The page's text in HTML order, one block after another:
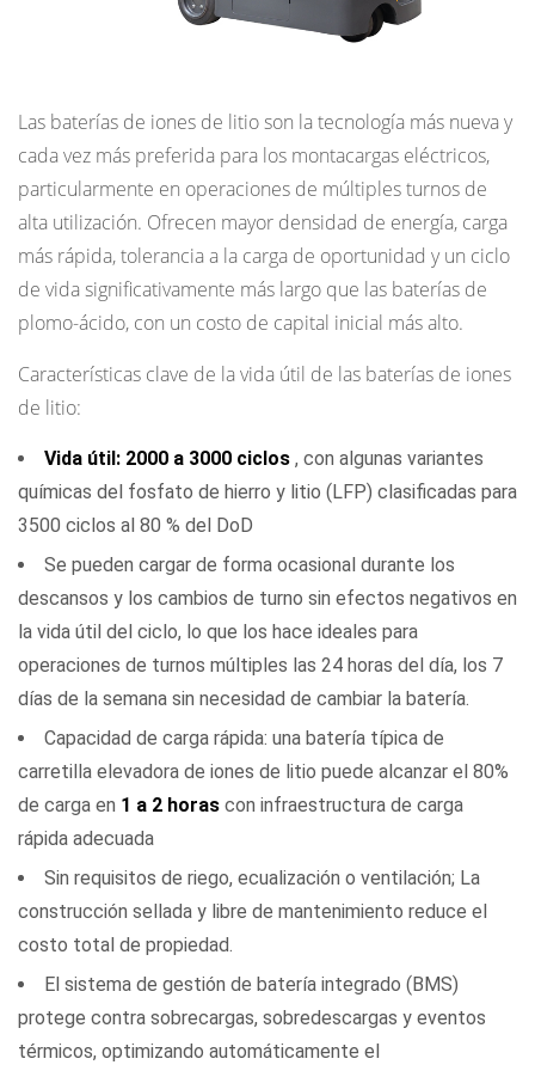
del
cargador
3.3
Temperatura
durante
la
carga
el
funcionamiento
Frecuencia
de
riego
y
mantenimiento
de
electrolitos
(plomo-
ácido)
Operaciones
turnos
múltiples:
cambio
de
batería
versus
carga
Las baterías de iones de litio son la tecnología más nueva y
cada vez más preferida para los montacargas eléctricos,
particularmente en operaciones de múltiples turnos de
alta utilización. Ofrecen mayor densidad de energía, carga
más rápida, tolerancia a la carga de oportunidad y un ciclo
de vida significativamente más largo que las baterías de
plomo-ácido, con un costo de capital inicial más alto.
Características clave de la vida útil de las baterías de iones
de litio:
Vida útil: 2000 a 3000 ciclos , con algunas variantes
químicas del fosfato de hierro y litio (LFP) clasificadas para
3500 ciclos al 80 % del DoD
Se pueden cargar de forma ocasional durante los
descansos y los cambios de turno sin efectos negativos en
la vida útil del ciclo, lo que los hace ideales para
operaciones de turnos múltiples las 24 horas del día, los 7
días de la semana sin necesidad de cambiar la batería.
Capacidad de carga rápida: una batería típica de
carretilla elevadora de iones de litio puede alcanzar el 80%
de carga en 1 a 2 horas con infraestructura de carga
rápida adecuada
Sin requisitos de riego, ecualización o ventilación; La
construcción sellada y libre de mantenimiento reduce el
costo total de propiedad.
El sistema de gestión de batería integrado (BMS)
protege contra sobrecargas, sobredescargas y eventos
térmicos, optimizando automáticamente el